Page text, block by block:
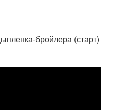
бройлера (старт)